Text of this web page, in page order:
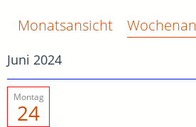
Monatsansicht
Juni 2024
Montag
24